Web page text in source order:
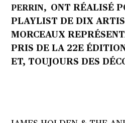
PERRIN, ONT RÉALISÉ
PLAYLIST DE DIX
MORCEAUX
PRIS DE LA 22E
ET, TOUJOURS DES